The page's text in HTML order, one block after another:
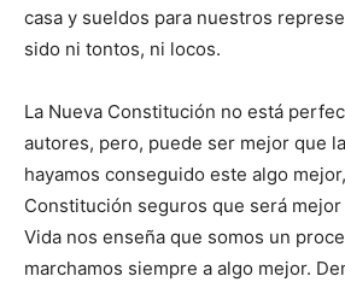
casa y sueldos para nuestros
sido ni tontos, ni locos.
La Nueva Constitución no está
autores, pero, puede ser mejor que
hayamos conseguido este algo
Constitución seguros que será
Vida nos enseña que somos un
marchamos siempre a algo mejor.